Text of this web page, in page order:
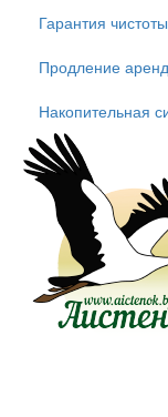
Гарантия чистоты
Продление
Накопительная